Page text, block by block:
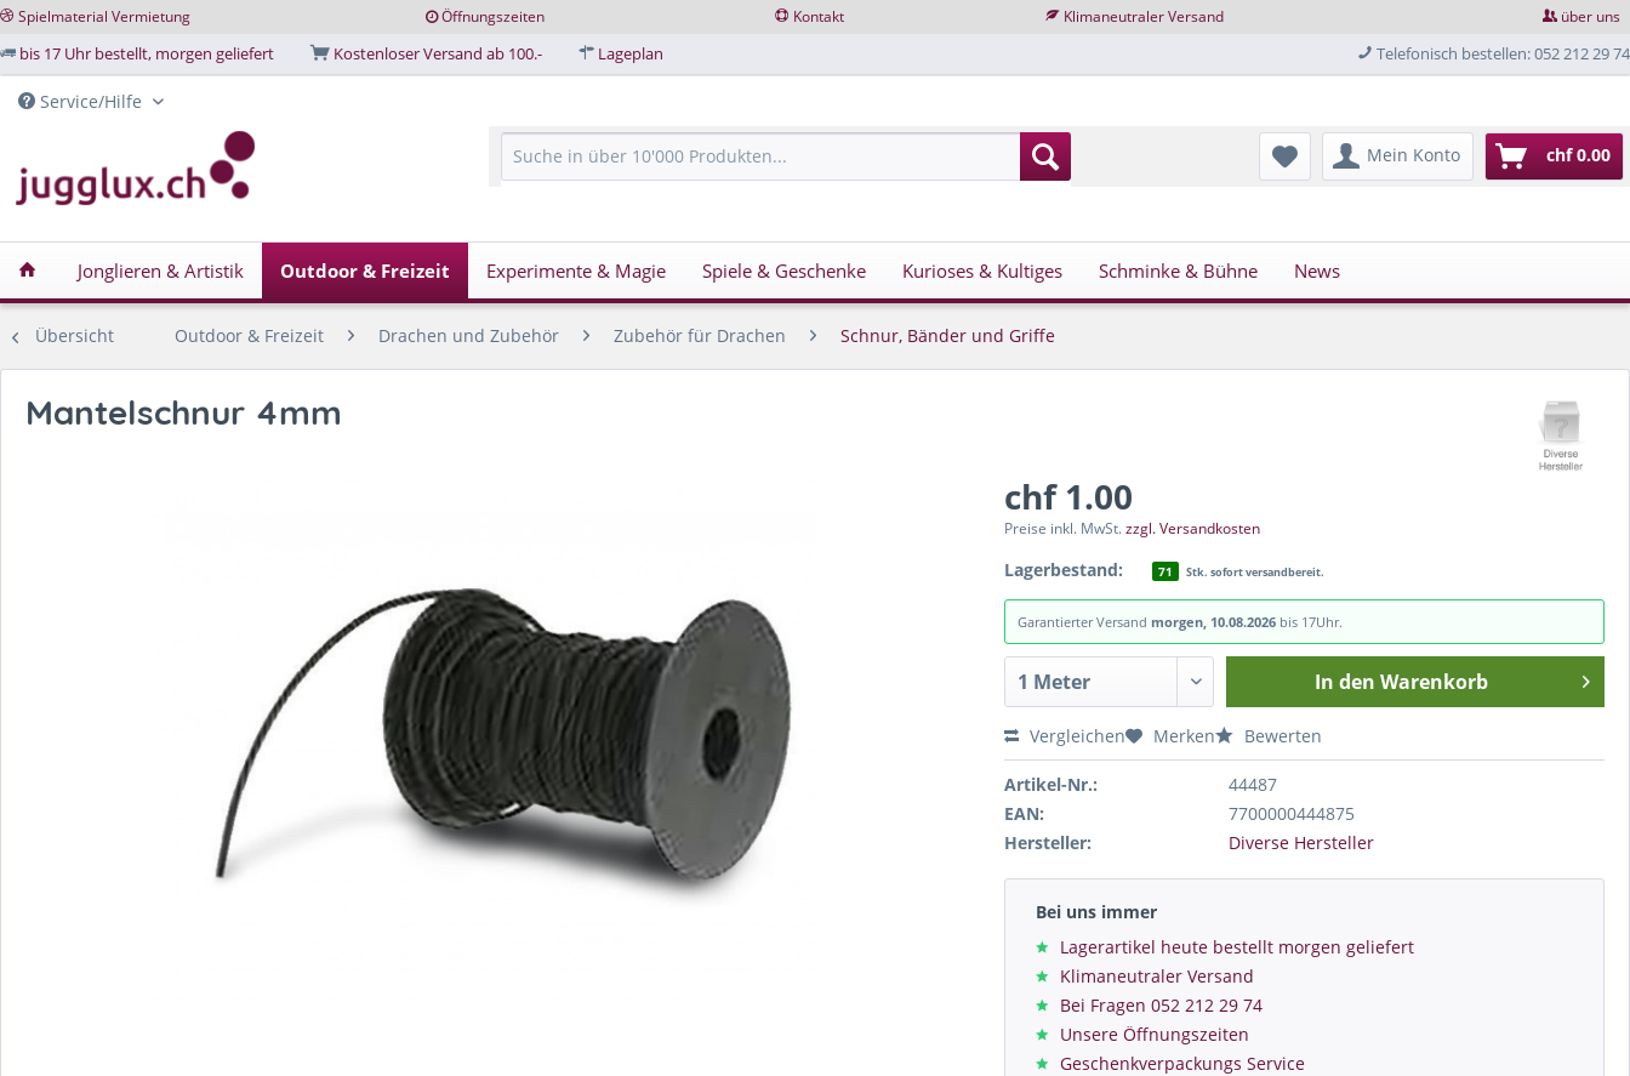
Spielmaterial Vermietung Öffnungszeiten Kontakt Klimaneutraler Versand über uns
bis 17 Uhr bestellt, morgen geliefert Kostenloser Versand ab 100.- Lageplan Telefonisch bestellen: 052 212 29 74
Service/Hilfe
Mein Konto chf 0.00
Jonglieren & Artistik Outdoor & Freizeit Experimente & Magie Spiele & Geschenke Kurioses & Kultiges Schminke & Bühne News
Übersicht Outdoor & Freizeit Drachen und Zubehör Zubehör für Drachen Schnur, Bänder und Griffe
Mantelschnur 4mm
chf 1.00
Preise inkl. MwSt.zzgl. Versandkosten
Lagerbestand: 71 Stk. sofort versandbereit.
Garantierter Versand morgen, 10.08.2026 bis 17Uhr.
In den Warenkorb
Vergleichen Merken Bewerten
Artikel-Nr.:
44487
EAN:
7700000444875
Hersteller:
Diverse Hersteller
Bei uns immer
Lagerartikel heute bestellt morgen geliefert
Klimaneutraler Versand
Bei Fragen 052 212 29 74
Unsere Öffnungszeiten
Geschenkverpackungs Service